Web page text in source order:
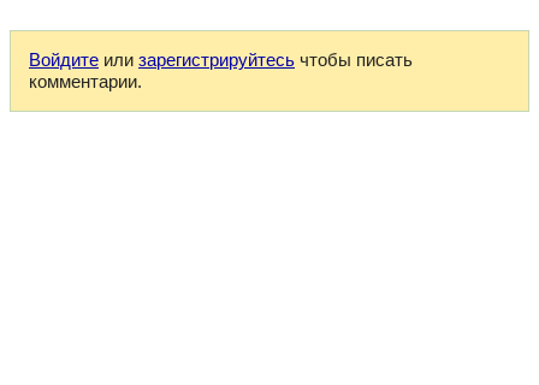
Войдите или зарегистрируйтесь чтобы писать
комментарии.